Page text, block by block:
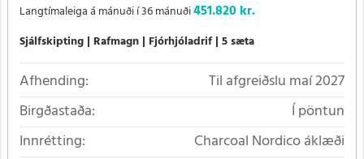
Langtímaleiga á mánuði í 36 mánuði451.820 kr.
Sjálfskipting Rafmagn Fjórhjóladrif 5 sæta
Afhending:
Til afgreiðslu maí 2027
Birgðastaða:
Í pöntun
Innrétting:
Charcoal Nordico áklæði